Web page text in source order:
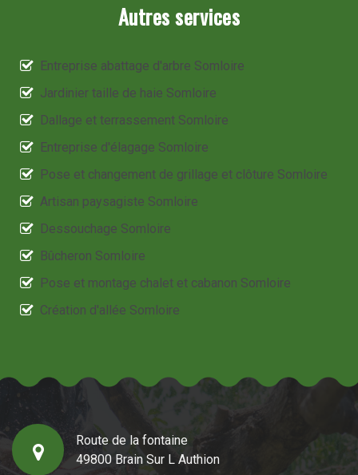
Autres services
Entreprise abattage d'arbre Somloire
Jardinier taille de haie Somloire
Dallage et terrassement Somloire
Entreprise d'élagage Somloire
Pose et changement de grillage et clôture Somloire
Artisan paysagiste Somloire
Dessouchage Somloire
Bûcheron Somloire
Pose et montage chalet et cabanon Somloire
Création d'allée Somloire
Route de la fontaine
49800 Brain Sur L Authion